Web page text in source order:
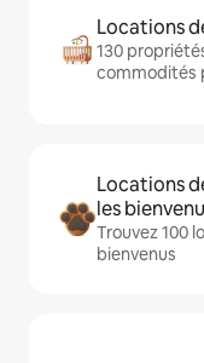
Locations
130
commodités
Locations
les
Trouvez 100
bienvenus